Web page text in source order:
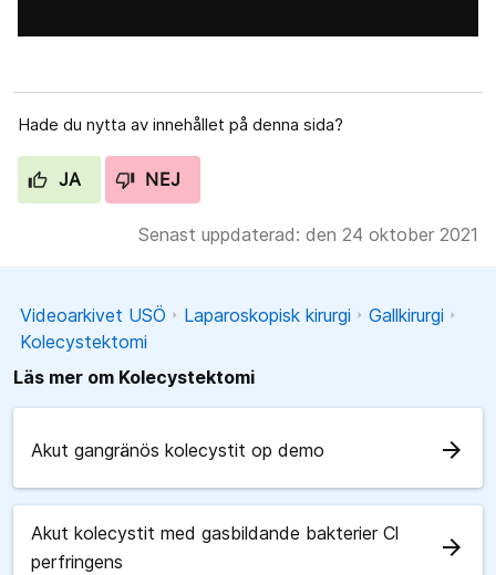
Hade du nytta av innehållet på denna sida?
JA NEJ
Senast uppdaterad: den 24 oktober 2021
Videoarkivet USÖ Laparoskopisk kirurgi
Gallkirurgi
Kolecystektomi
Läs mer om Kolecystektomi
Akut gangränös kolecystit op demo arrow_forward
Akut kolecystit med gasbildande bakterier Cl
perfringens
arrow_forward